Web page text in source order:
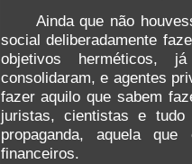
Ainda que não
social deliberadamente
objetivos herméticos,
consolidaram, e agentes
fazer aquilo que sabem
juristas, cientistas e
propaganda, aquela
financeiros.